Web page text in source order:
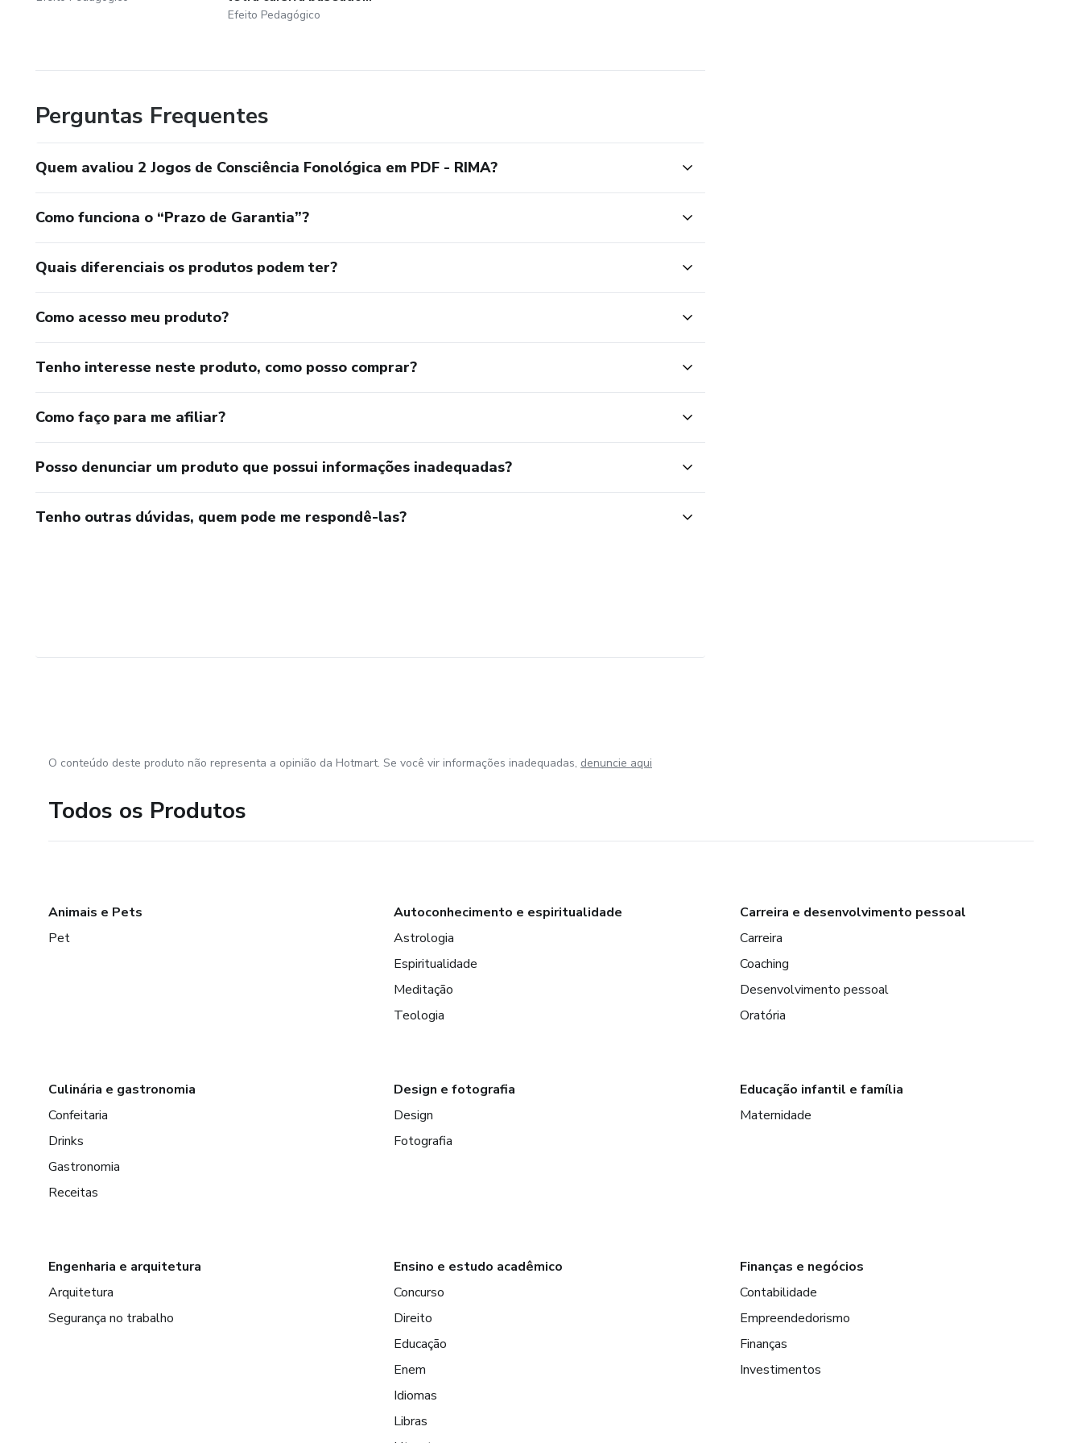
Efeito Pedagógico
Perguntas Frequentes
Quem avaliou 2 Jogos de Consciência Fonológica em PDF - RIMA?
Como funciona o “Prazo de Garantia”?
Quais diferenciais os produtos podem ter?
Como acesso meu produto?
Tenho interesse neste produto, como posso comprar?
Como faço para me afiliar?
Posso denunciar um produto que possui informações inadequadas?
Tenho outras dúvidas, quem pode me respondê-las?
O conteúdo deste produto não representa a opinião da Hotmart. Se você vir informações inadequadas, denuncie aqui
Todos os Produtos
Animais e Pets
Pet
Autoconhecimento e espiritualidade
Astrologia
Espiritualidade
Meditação
Teologia
Carreira e desenvolvimento pessoal
Carreira
Coaching
Desenvolvimento pessoal
Oratória
Culinária e gastronomia
Confeitaria
Drinks
Gastronomia
Receitas
Design e fotografia
Design
Fotografia
Educação infantil e família
Maternidade
Engenharia e arquitetura
Arquitetura
Segurança no trabalho
Ensino e estudo acadêmico
Concurso
Direito
Educação
Enem
Idiomas
Libras
Finanças e negócios
Contabilidade
Empreendedorismo
Finanças
Investimentos